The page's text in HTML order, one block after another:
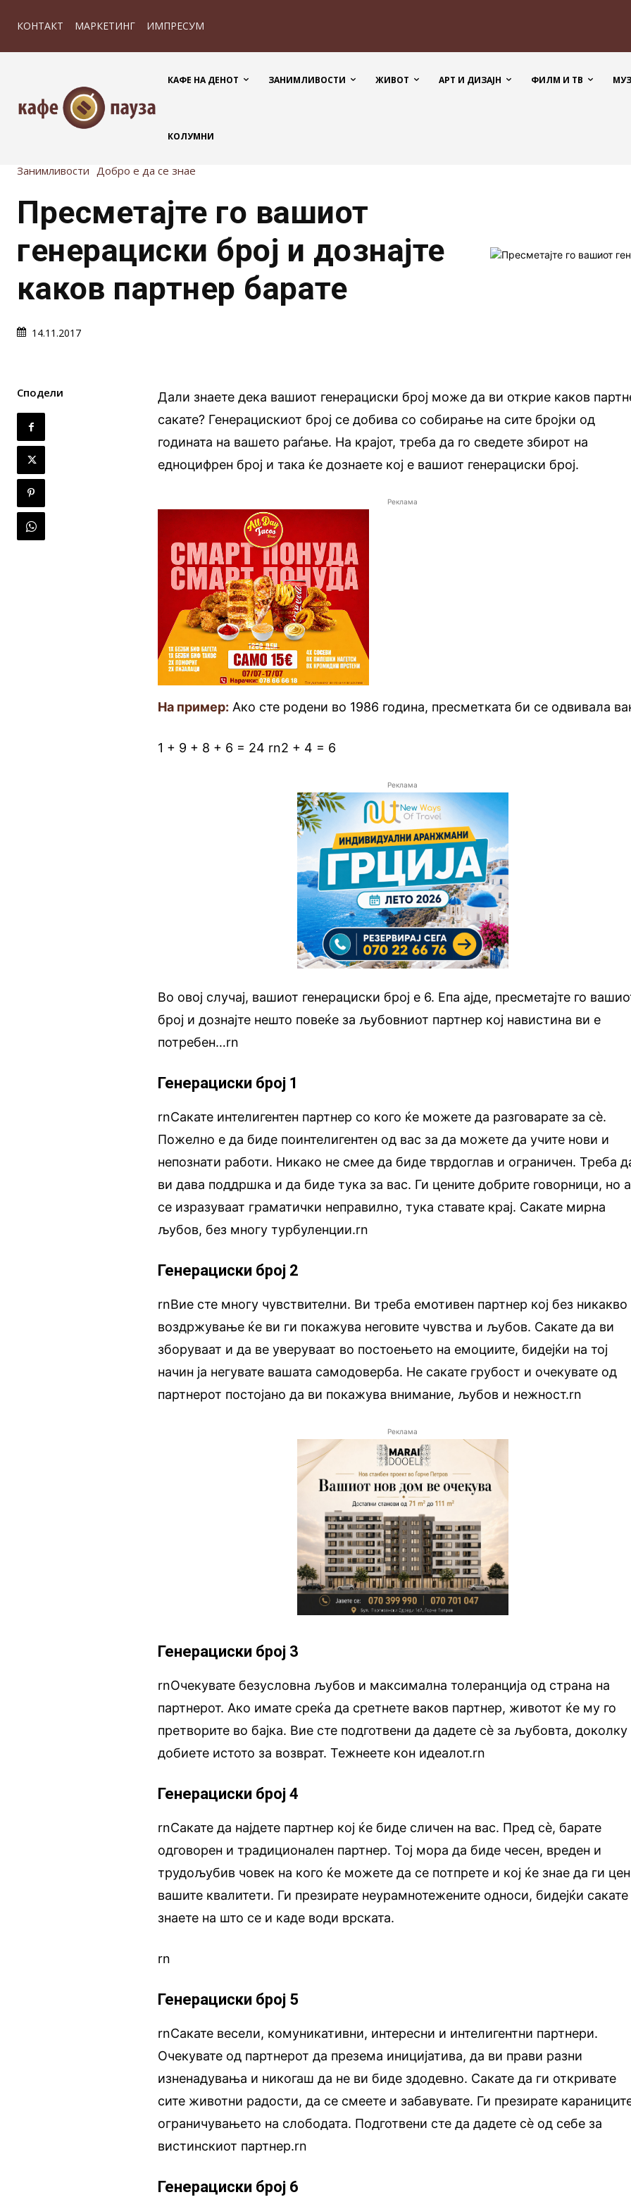
КОНТАКТ МАРКЕТИНГ ИМПРЕСУМ
КАФЕ НА ДЕНОТ ЗАНИМЛИВОСТИ ЖИВОТ АРТ И ДИЗАЈН ФИЛМ И ТВ
КОЛУМНИ
Занимливости Добро е да се знае
Пресметајте го вашиот
генерациски број и дознајте
каков партнер барате
14.11.2017
Сподели
Дали знаете дека вашиот генерациски број може да ви открие каков
сакате? Генерацискиот број се добива со собирање на сите бројки од
годината на вашето раѓање. На крајот, треба да го сведете збирот на
едноцифрен број и така ќе дознаете кој е вашиот генерациски број.
Реклама
На пример: Ако сте родени во 1986 година, пресметката би се одвивала
1 + 9 + 8 + 6 = 24 rn2 + 4 = 6
Реклама
Во овој случај, вашиот генерациски број е 6. Епа ајде, пресметајте го
број и дознајте нешто повеќе за љубовниот партнер кој навистина ви е
потребен…rn
Генерациски број 1
rnСакате интелигентен партнер со кого ќе можете да разговарате за сѐ.
Пожелно е да биде поинтелигентен од вас за да можете да учите нови и
непознати работи. Никако не смее да биде тврдоглав и ограничен. Треба
ви дава поддршка и да биде тука за вас. Ги цените добрите говорници, но
се изразуваат граматички неправилно, тука ставате крај. Сакате мирна
љубов, без многу турбуленции.rn
Генерациски број 2
rnВие сте многу чувствителни. Ви треба емотивен партнер кој без никакво
воздржување ќе ви ги покажува неговите чувства и љубов. Сакате да ви
зборуваат и да ве уверуваат во постоењето на емоциите, бидејќи на тој
начин ја негувате вашата самодоверба. Не сакате грубост и очекувате од
партнерот постојано да ви покажува внимание, љубов и нежност.rn
Реклама
Генерациски број 3
rnОчекувате безусловна љубов и максимална толеранција од страна на
партнерот. Ако имате среќа да сретнете ваков партнер, животот ќе му го
претворите во бајка. Вие сте подготвени да дадете сѐ за љубовта, доколку
добиете истото за возврат. Тежнеете кон идеалот.rn
Генерациски број 4
rnСакате да најдете партнер кој ќе биде сличен на вас. Пред сѐ, барате
одговорен и традиционален партнер. Тој мора да биде чесен, вреден и
трудољубив човек на кого ќе можете да се потпрете и кој ќе знае да ги
вашите квалитети. Ги презирате неурамнотежените односи, бидејќи сакате
знаете на што се и каде води врската.
rn
Генерациски број 5
rnСакате весели, комуникативни, интересни и интелигентни партнери.
Очекувате од партнерот да презема иницијатива, да ви прави разни
изненадувања и никогаш да не ви биде здодевно. Сакате да ги откривате
сите животни радости, да се смеете и забавувате. Ги презирате
ограничувањето на слободата. Подготвени сте да дадете сѐ од себе за
вистинскиот партнер.rn
Генерациски број 6